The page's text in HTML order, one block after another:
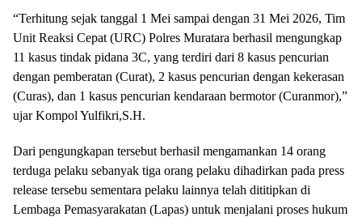
“Terhitung sejak tanggal 1 Mei sampai dengan 31 Mei 2026, Tim
Unit Reaksi Cepat (URC) Polres Muratara berhasil mengungkap
11 kasus tindak pidana 3C, yang terdiri dari 8 kasus pencurian
dengan pemberatan (Curat), 2 kasus pencurian dengan kekerasan
(Curas), dan 1 kasus pencurian kendaraan bermotor (Curanmor),”
ujar Kompol Yulfikri,S.H.
Dari pengungkapan tersebut berhasil mengamankan 14 orang
terduga pelaku sebanyak tiga orang pelaku dihadirkan pada press
release tersebu sementara pelaku lainnya telah dititipkan di
Lembaga Pemasyarakatan (Lapas) untuk menjalani proses hukum